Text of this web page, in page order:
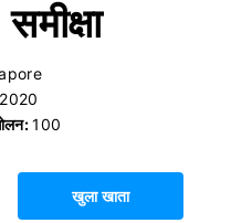
2020
100
खुला खाता